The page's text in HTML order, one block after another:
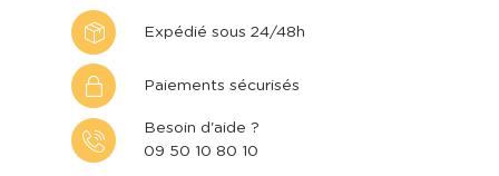
Expédié sous 24/48h
Paiements sécurisés
Besoin d'aide ?
09 50 10 80 10